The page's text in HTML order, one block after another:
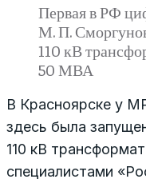
Первая в РФ
М. П.
110 кВ
50 МВА
В Красноярске у
здесь была
110 кВ
специалистами